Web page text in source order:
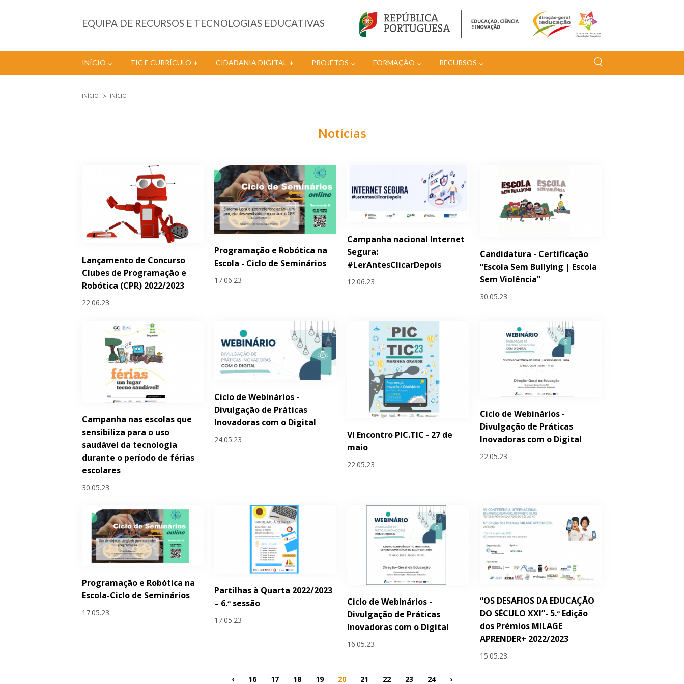
EQUIPA DE RECURSOS E TECNOLOGIAS EDUCATIVAS
INÍCIO TIC E CURRÍCULO CIDADANIA DIGITAL PROJETOS FORMAÇÃO RECURSOS
INÍCIO INÍCIO
Notícias
Lançamento de Concurso
Clubes de Programação e
Robótica (CPR) 2022/2023
22.06.23
Programação e Robótica na
Escola - Ciclo de Seminários
17.06.23
Campanha nacional Internet
Segura:
#LerAntesClicarDepois
12.06.23
Candidatura - Certificação
“Escola Sem Bullying | Escola
Sem Violência”
30.05.23
Campanha nas escolas que
sensibiliza para o uso
saudável da tecnologia
durante o período de férias
escolares
30.05.23
Ciclo de Webinários -
Divulgação de Práticas
Inovadoras com o Digital
24.05.23
VI Encontro PIC.TIC - 27 de
maio
22.05.23
Ciclo de Webinários -
Divulgação de Práticas
Inovadoras com o Digital
22.05.23
Programação e Robótica na
Escola-Ciclo de Seminários
17.05.23
Partilhas à Quarta 2022/2023
– 6.ª sessão
17.05.23
Ciclo de Webinários -
Divulgação de Práticas
Inovadoras com o Digital
16.05.23
“OS DESAFIOS DA EDUCAÇÃO
DO SÉCULO XXI”- 5.ª Edição
dos Prémios MILAGE
APRENDER+ 2022/2023
15.05.23
‹ 16 17 18 19 20 21 22 23 24 ›